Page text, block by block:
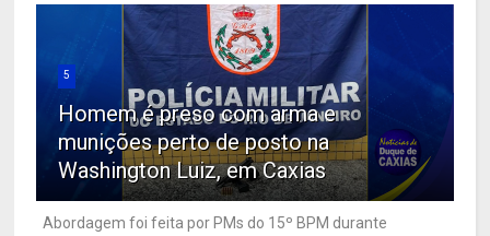
5
Homem é preso com arma e
munições perto de posto na
Washington Luiz, em Caxias
Abordagem foi feita por PMs do 15º BPM durante